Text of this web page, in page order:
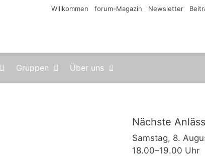
Willkommen forum-Magazin Newsletter
Gruppen Über uns
Nächste
Samstag, 8.
18.00–19.00 Uhr